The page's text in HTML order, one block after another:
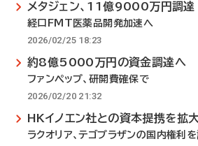
メタジェン、11億9000万円調達
経口FMT医薬品開発加速へ
2026/02/25 18:23
約8億5000万円の資金調達へ
ファンペップ、研開費確保で
2026/02/20 21:32
HKイノエン社との資本提携を拡
ラクオリア、テゴプラザンの国内権利